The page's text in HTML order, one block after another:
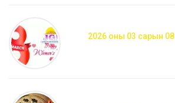
2026 оны 03 сарын 08